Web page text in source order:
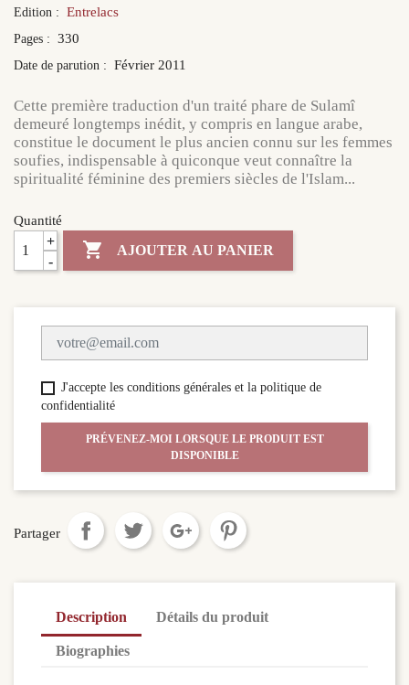
Edition : Entrelacs
Pages : 330
Date de parution : Février 2011
Cette première traduction d'un traité phare de Sulamî
demeuré longtemps inédit, y compris en langue arabe,
constitue le document le plus ancien connu sur les femmes
soufies, indispensable à quiconque veut connaître la
spiritualité féminine des premiers siècles de l'Islam...
Quantité
+
 AJOUTER AU PANIER
J'accepte les conditions générales et la politique de
confidentialité
PRÉVENEZ-MOI LORSQUE LE PRODUIT EST
DISPONIBLE
Partager
Description Détails du produit
Biographies